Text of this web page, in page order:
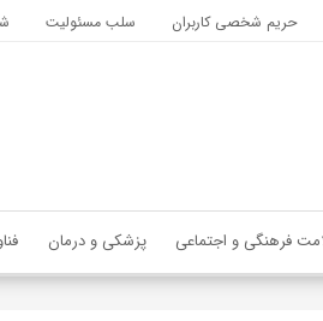
حریم شخصی کاربران سلب مسئولیت
فرهنگی و اجتماعی پزشکی و درمان